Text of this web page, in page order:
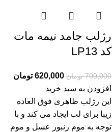
رژلب جامد نیمه مات
کد LP13
700,000 تومان 620,000 تومان
افزودن به سبد خرید
این رژلب ظاهری فوق العاده
زیبا برای لب ایجاد می کند و با
توجه به موم زنبور عسل و موم